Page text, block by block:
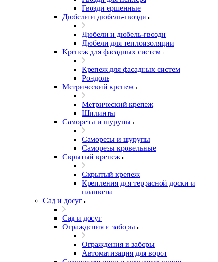
Гвозди ершенные
Дюбели и дюбель-гвозди
Дюбели и дюбель-гвозди
Дюбели для теплоизоляции
Крепеж для фасадных систем
Крепеж для фасадных систем
Рондоль
Метрический крепеж
Метрический крепеж
Шплинты
Саморезы и шурупы
Саморезы и шурупы
Саморезы кровельные
Скрытый крепеж
Скрытый крепеж
Крепления для террасной доски и
планкена
Сад и досуг
Сад и досуг
Ограждения и заборы
Ограждения и заборы
Автоматизация для ворот